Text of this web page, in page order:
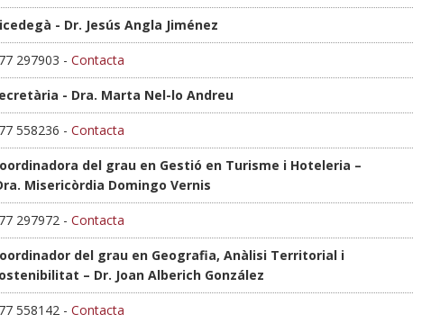
- Dr. Jesús Angla Jiménez
297903 - Contacta
- Dra. Marta Nel-lo Andreu
558236 - Contacta
del grau en Gestió en Turisme i Hoteleria –
Misericòrdia Domingo Vernis
297972 - Contacta
del grau en Geografia, Anàlisi Territorial i
– Dr. Joan Alberich González
558142 - Contacta